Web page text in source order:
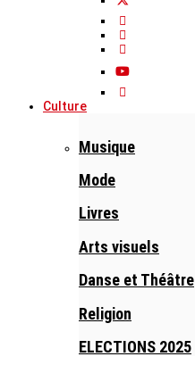
Culture
Musique
Mode
Livres
Arts visuels
Danse et Théâtre
Religion
ELECTIONS 2025